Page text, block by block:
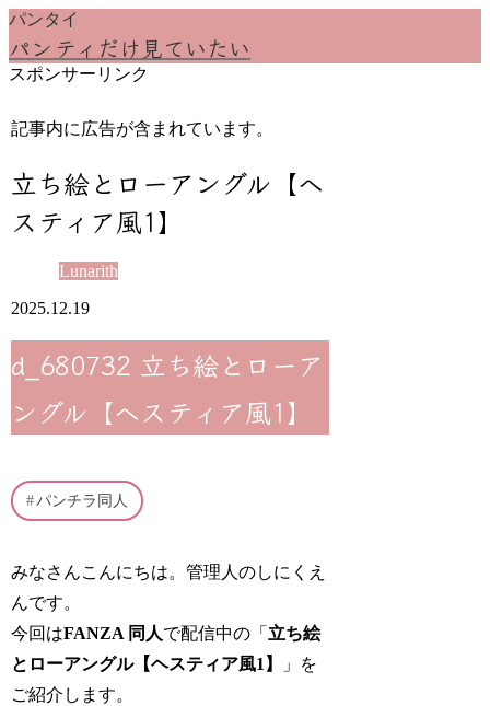
パンタイ
パンティだけ見ていたい
スポンサーリンク
記事内に広告が含まれています。
立ち絵とローアングル【ヘ
スティア風1】
Lunarith
2025.12.19
d_680732 立ち絵とローア
ングル【ヘスティア風1】
パンチラ同人
みなさんこんにちは。管理人のしにくえ
んです。
今回はFANZA 同人で配信中の「 立ち絵
とローアングル【ヘスティア風1】
」を
ご紹介します。